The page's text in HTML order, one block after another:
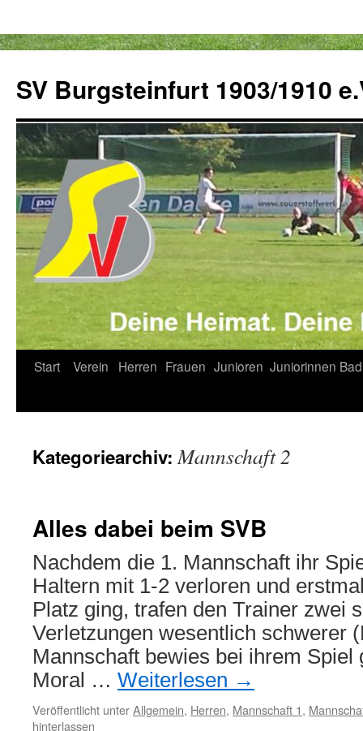
springen
SV Burgsteinfurt 1903/1910
Start Verein Herren Frauen Junioren Juniorinnen
Kategoriearchiv:Mannschaft 2
Alles dabei beim SVB
Nachdem die 1. Mannschaft ihr
Haltern mit 1-2 verloren und
Platz ging, trafen den Trainer zwei
Verletzungen wesentlich schwerer
Mannschaft bewies bei ihrem Spiel
Moral … Weiterlesen →
Veröffentlicht unterAllgemein, Herren, Mannschaft 1,
hinterlassen